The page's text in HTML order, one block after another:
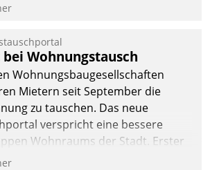
Wohnungstausch
Wohnungsbaugesellschaften
Mietern seit September die
zu tauschen. Das neue
verspricht eine bessere
Wohnraums der Stadt. Erster
Datatrains Lösung API-Hub mit